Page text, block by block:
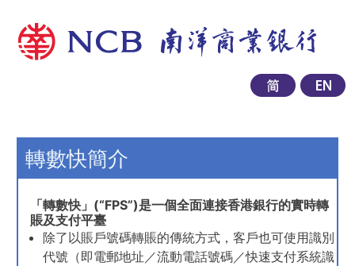
轉數快簡介
「轉數快」(“FPS”)是一個全面連接香港銀行的實時轉
賬及支付平臺
除了以賬戶號碼轉賬的傳統方式，客戶也可使用識別
代號（即電郵地址／流動電話號碼／快速支付系統識